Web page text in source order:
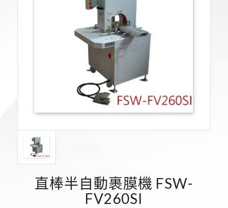
直棒半自動裹膜機 FSW-
FV260SI